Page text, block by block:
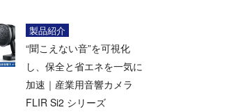
製品紹介
“聞こえない音”を可視化
し、保全と省エネを一気に
加速｜産業用音響カメラ
FLIR Si2 シリーズ